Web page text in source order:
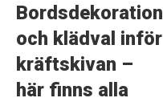
Bordsdekoration
och klädval inför
kräftskivan –
här finns alla